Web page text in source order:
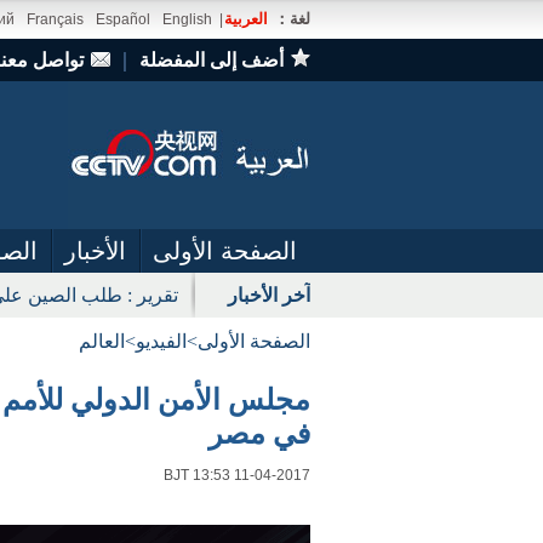
لغة： العربية English
Español
Français
أضف إلى المفضلة تواصل
الصفحة الأولى الأخبار
آخر الأخبار تقرير : طلب الصين
الصفحة الأولى> الفيديو> العالم
مجلس الأمن الدولي
في مصر
BJT 13:53 11-04-2017